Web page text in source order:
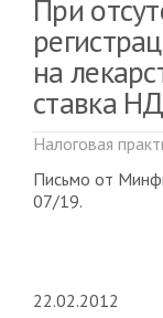
При
на
ставка
Налоговая
Письмо от
07/19.
22.02.2012